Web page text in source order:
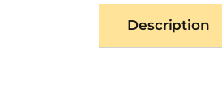
Description